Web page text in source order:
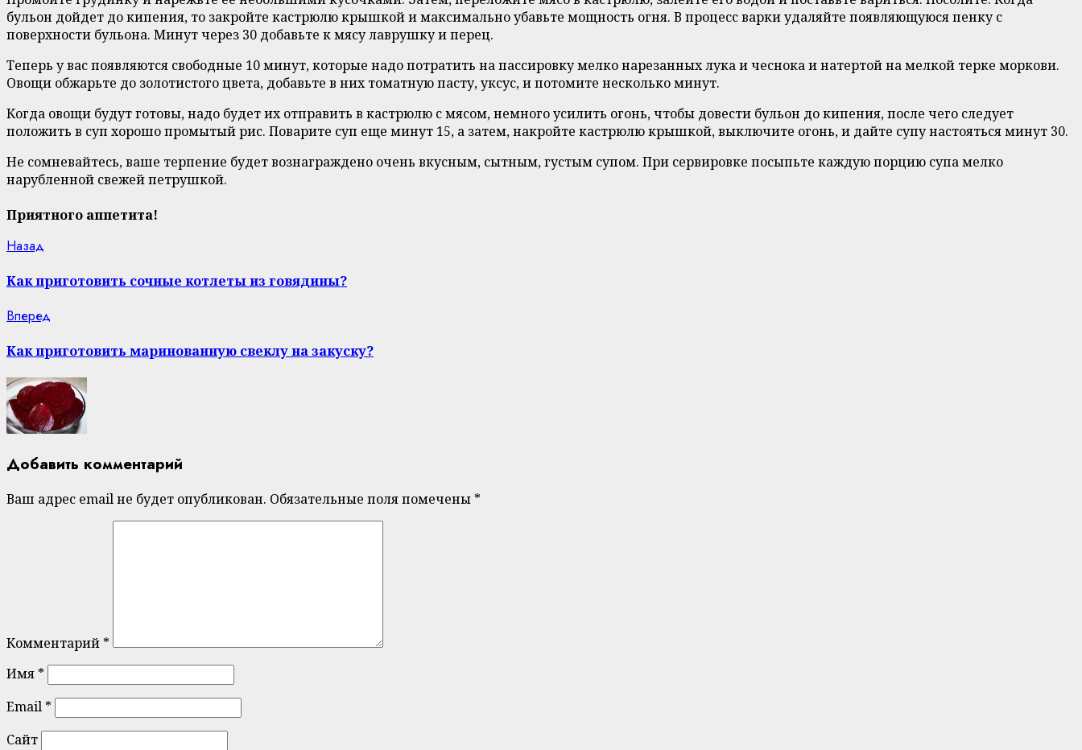
бульон дойдет до кипения, то закройте кастрюлю крышкой и максимально убавьте мощность огня. В процесс варки удаляйте появляющуюся пенку с
поверхности бульона. Минут через 30 добавьте к мясу лаврушку и перец.
Теперь у вас появляются свободные 10 минут, которые надо потратить на пассировку мелко нарезанных лука и чеснока и натертой на мелкой терке моркови.
Овощи обжарьте до золотистого цвета, добавьте в них томатную пасту, уксус, и потомите несколько минут.
Когда овощи будут готовы, надо будет их отправить в кастрюлю с мясом, немного усилить огонь, чтобы довести бульон до кипения, после чего следует
положить в суп хорошо промытый рис. Поварите суп еще минут 15, а затем, накройте кастрюлю крышкой, выключите огонь, и дайте супу настояться минут 30.
Не сомневайтесь, ваше терпение будет вознаграждено очень вкусным, сытным, густым супом. При сервировке посыпьте каждую порцию супа мелко
нарубленной свежей петрушкой.
Приятного аппетита!
Continue
Reading
Назад
Как приготовить сочные котлеты из говядины?
Вперед
Как приготовить маринованную свеклу на закуску?
Добавить комментарий
Ваш адрес email не будет опубликован. Обязательные поля помечены *
Комментарий *
Имя *
Email *
Сайт